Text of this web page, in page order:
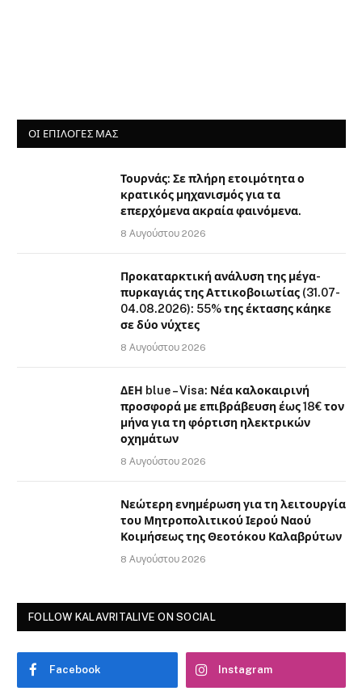
ΟΙ ΕΠΙΛΟΓΈΣ ΜΑΣ
Τουρνάς: Σε πλήρη ετοιμότητα ο
κρατικός μηχανισμός για τα
επερχόμενα ακραία φαινόμενα.
8 Αυγούστου 2026
Προκαταρκτική ανάλυση της μέγα-
πυρκαγιάς της Αττικοβοιωτίας (31.07-
04.08.2026): 55% της έκτασης κάηκε
σε δύο νύχτες
8 Αυγούστου 2026
ΔΕΗ blue – Visa: Νέα καλοκαιρινή
προσφορά με επιβράβευση έως 18€ τον
μήνα για τη φόρτιση ηλεκτρικών
οχημάτων
8 Αυγούστου 2026
Νεώτερη ενημέρωση για τη λειτουργία
του Μητροπολιτικού Ιερού Ναού
Κοιμήσεως της Θεοτόκου Καλαβρύτων
8 Αυγούστου 2026
FOLLOW KALAVRITALIVE ON SOCIAL
Facebook Instagram